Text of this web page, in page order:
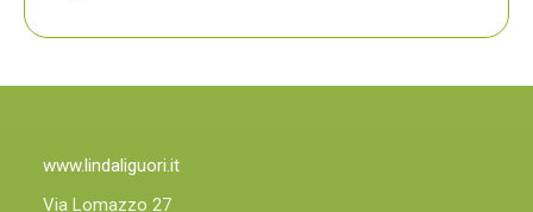
www.lindaliguori.it
Via Lomazzo 27